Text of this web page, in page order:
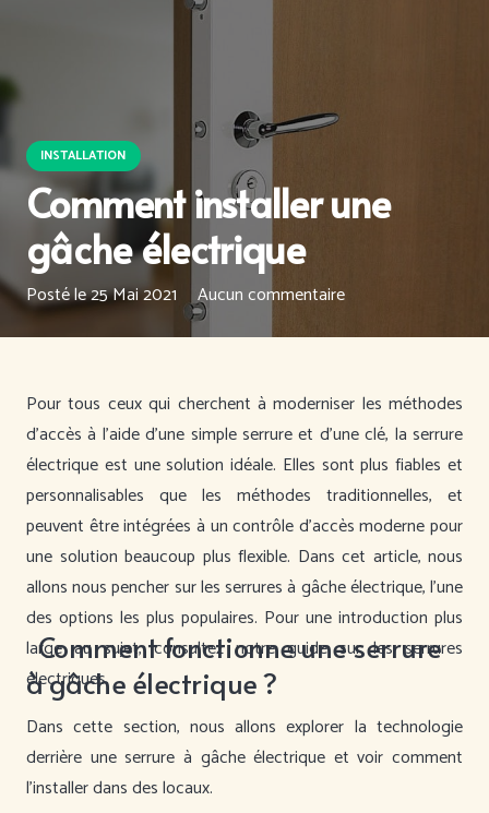
INSTALLATION
Comment installer une
gâche électrique
Posté le25 Mai 2021 Aucun commentaire
Pour tous ceux qui cherchent à moderniser les méthodes
d’accès à l’aide d’une simple serrure et d’une clé, la serrure
électrique est une solution idéale. Elles sont plus fiables et
personnalisables que les méthodes traditionnelles, et
peuvent être intégrées à un contrôle d’accès moderne pour
une solution beaucoup plus flexible. Dans cet article, nous
allons nous pencher sur les serrures à gâche électrique, l’une
des options les plus populaires. Pour une introduction plus
large au sujet, consultez notre guide sur les serrures
électriques.
Comment fonctionne une serrure
à gâche électrique ?
Dans cette section, nous allons explorer la technologie
derrière une serrure à gâche électrique et voir comment
l’installer dans des locaux.